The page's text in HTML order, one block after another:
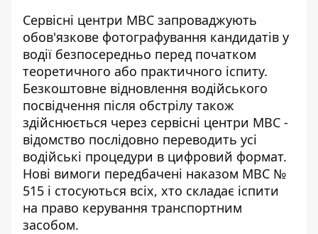
Сервісні центри МВС запроваджують
обов'язкове фотографування кандидатів у
водії безпосередньо перед початком
теоретичного або практичного іспиту.
Безкоштовне відновлення водійського
посвідчення після обстрілу також
здійснюється через сервісні центри МВС -
відомство послідовно переводить усі
водійські процедури в цифровий формат.
Нові вимоги передбачені наказом МВС №
515 і стосуються всіх, хто складає іспити
на право керування транспортним
засобом.